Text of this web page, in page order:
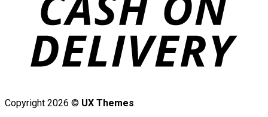
Copyright 2026 © UX Themes